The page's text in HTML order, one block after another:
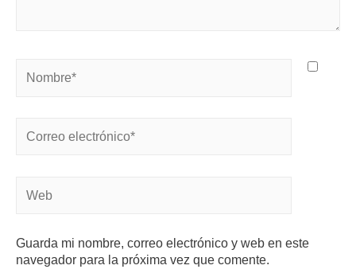
Guarda mi nombre, correo electrónico y web en este
navegador para la próxima vez que comente.